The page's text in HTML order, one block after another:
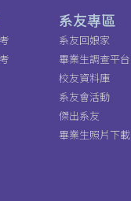
系友專區
系友回娘家
畢業生調查平台
校友資料庫
系友會活動
傑出系友
畢業生照片下載